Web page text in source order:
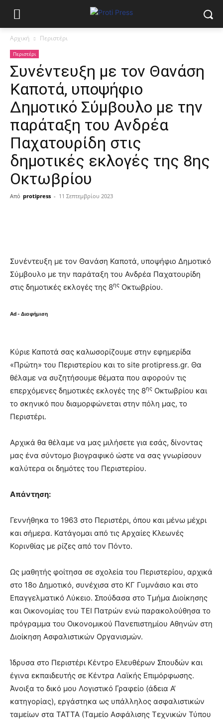
Αρχική Περιστέρι
Περιστέρι
Συνέντευξη με τον Θανάση
Καποτά, υποψήφιο
Δημοτικό Σύμβουλο με την
παράταξη του Ανδρέα
Παχατουρίδη στις
δημοτικές εκλογές της 8ης
Οκτωβρίου
Από protipress - 11 Σεπτεμβρίου 2023
Συνέντευξη με τον Θανάση Καποτά, υποψήφιο Δημοτικό
Σύμβουλο με την παράταξη του Ανδρέα Παχατουρίδη
στις δημοτικές εκλογές της 8ης Οκτωβρίου.
Ad - Διαφήμιση
Κύριε Καποτά σας καλωσορίζουμε στην εφημερίδα
«Πρώτη» του Περιστερίου και το site protipress.gr. Θα
θέλαμε να συζητήσουμε θέματα που αφορούν τις
επερχόμενες δημοτικές εκλογές της 8ης Οκτωβρίου και
το σκηνικό που διαμορφώνεται στην πόλη μας, το
Περιστέρι.
Αρχικά θα θέλαμε να μας μιλήσετε για εσάς, δίνοντας
μας ένα σύντομο βιογραφικό ώστε να σας γνωρίσουν
καλύτερα οι δημότες του Περιστερίου.
Απάντηση:
Γεννήθηκα το 1963 στο Περιστέρι, όπου και μένω μέχρι
και σήμερα. Κατάγομαι από τις Αρχαίες Κλεωνές
Κορινθίας με ρίζες από τον Πόντο.
Ως μαθητής φοίτησα σε σχολεία του Περιστερίου, αρχικά
στο 18ο Δημοτικό, συνέχισα στο ΚΓ Γυμνάσιο και στο
Επαγγελματικό Λύκειο. Σπούδασα στο Τμήμα Διοίκησης
και Οικονομίας του ΤΕΙ Πατρών ενώ παρακολούθησα το
πρόγραμμα του Οικονομικού Πανεπιστημίου Αθηνών στη
Διοίκηση Ασφαλιστικών Οργανισμών.
Ίδρυσα στο Περιστέρι Κέντρο Ελευθέρων Σπουδών και
έγινα εκπαιδευτής σε Κέντρα Λαϊκής Επιμόρφωσης.
Άνοιξα το δικό μου Λογιστικό Γραφείο (άδεια Α’
κατηγορίας), εργάστηκα ως υπάλληλος ασφαλιστικών
ταμείων στα ΤΑΤΤΑ (Ταμείο Ασφάλισης Τεχνικών Τύπου